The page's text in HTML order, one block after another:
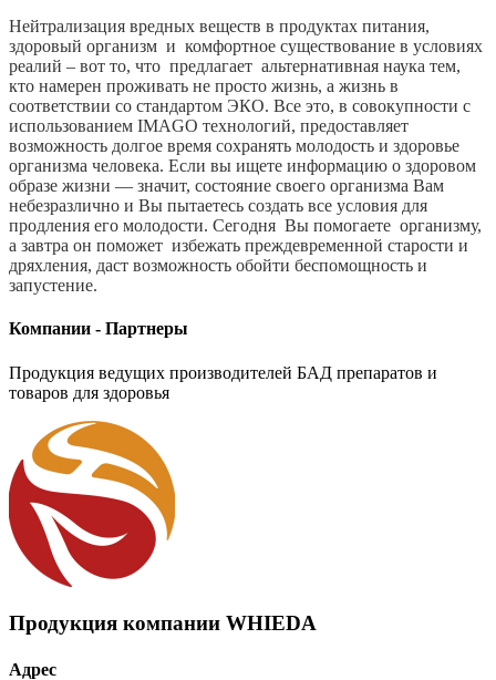
Нейтрализация вредных веществ в продуктах питания,
здоровый организм и комфортное существование в условиях
реалий – вот то, что предлагает альтернативная наука тем,
кто намерен проживать не просто жизнь, а жизнь в
соответствии со стандартом ЭКО. Все это, в совокупности с
использованием IMAGO технологий, предоставляет
возможность долгое время сохранять молодость и здоровье
организма человека. Если вы ищете информацию о здоровом
образе жизни — значит, состояние своего организма Вам
небезразлично и Вы пытаетесь создать все условия для
продления его молодости. Сегодня Вы помогаете организму,
а завтра он поможет избежать преждевременной старости и
дряхления, даст возможность обойти беспомощность и
запустение.
Компании - Партнеры
Продукция ведущих производителей БАД препаратов и
товаров для здоровья
Продукция компании WHIEDA
Адрес